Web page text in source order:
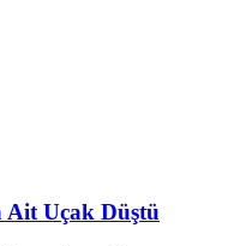
Ait Uçak Düştü